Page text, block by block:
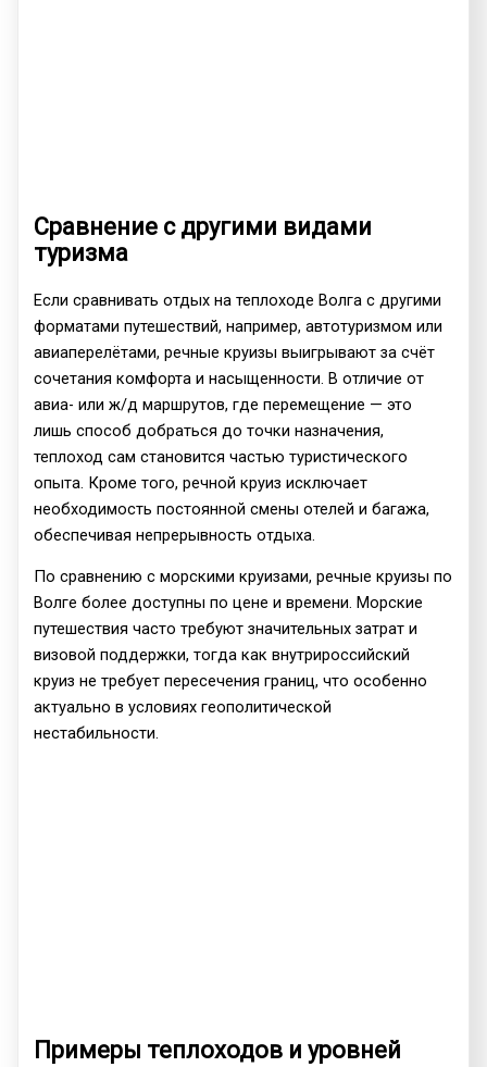
Сравнение с другими видами
туризма
Если сравнивать отдых на теплоходе Волга с другими
форматами путешествий, например, автотуризмом или
авиаперелётами, речные круизы выигрывают за счёт
сочетания комфорта и насыщенности. В отличие от
авиа- или ж/д маршрутов, где перемещение — это
лишь способ добраться до точки назначения,
теплоход сам становится частью туристического
опыта. Кроме того, речной круиз исключает
необходимость постоянной смены отелей и багажа,
обеспечивая непрерывность отдыха.
По сравнению с морскими круизами, речные круизы по
Волге более доступны по цене и времени. Морские
путешествия часто требуют значительных затрат и
визовой поддержки, тогда как внутрироссийский
круиз не требует пересечения границ, что особенно
актуально в условиях геополитической
нестабильности.
Примеры теплоходов и уровней